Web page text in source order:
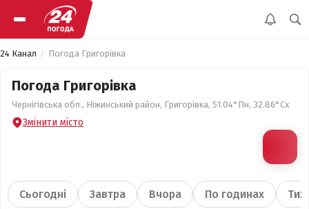
24 Канал Погода Григорівка
Погода Григорівка
Чернігівська обл., Ніжинський район, Григорівка, 51.04°Пн, 32.86°Сх
Змінити місто
Сьогодні Завтра Вчора По годинах